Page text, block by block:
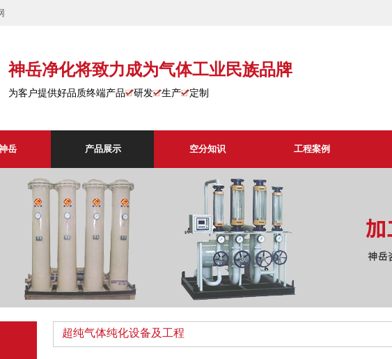
神岳净化将致力成为气体工业民族品牌
为客户提供好品质终端产品 研发 生产 定制
岳 产品展示 空分知识 工程案例
超纯气体纯化设备及工程